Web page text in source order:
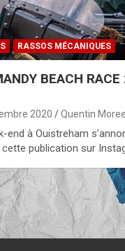
RASSOS MÉCANIQUES
BEACH
2020 Quentin
end à Ouistreham
publication sur